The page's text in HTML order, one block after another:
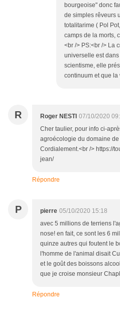
bourgeoise" donc
de simples rêveurs
totalitarime ( Pol
camps de la morts,
<br /> PS:<br /> La
universelle est
scientisme, elle
continuum et que la
R Roger NESTI 07/10/2020
Cher taulier, pour info ci-
agroécologie du domaine
Cordialement.<br /> https://
jean/
Répondre
P pierre 05/10/2020 15:18
avec 5 millions de terriens
nose! en fait, ce sont les 6
quinze autres qui foutent le
l'homme de l'animal disait
et le goût des boissons
que je croise monsieur
Répondre